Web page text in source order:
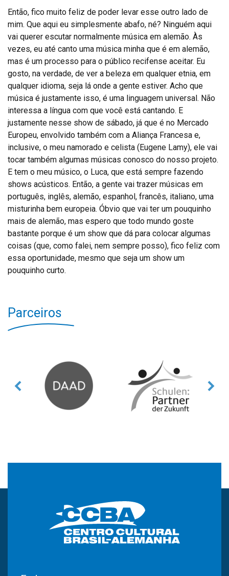
Então, fico muito feliz de poder levar esse outro lado de
mim. Que aqui eu simplesmente abafo, né? Ninguém aqui
vai querer escutar normalmente música em alemão. Às
vezes, eu até canto uma música minha que é em alemão,
mas é um processo para o público recifense aceitar. Eu
gosto, na verdade, de ver a beleza em qualquer etnia, em
qualquer idioma, seja lá onde a gente estiver. Acho que
música é justamente isso, é uma linguagem universal. Não
interessa a língua com que você está cantando. E
justamente nesse show de sábado, já que é no Mercado
Europeu, envolvido também com a Aliança Francesa e,
inclusive, o meu namorado e celista (Eugene Lamy), ele vai
tocar também algumas músicas conosco do nosso projeto.
E tem o meu músico, o Luca, que está sempre fazendo
shows acústicos. Então, a gente vai trazer músicas em
português, inglês, alemão, espanhol, francês, italiano, uma
misturinha bem europeia. Óbvio que vai ter um pouquinho
mais de alemão, mas espero que todo mundo goste
bastante porque é um show que dá para colocar algumas
coisas (que, como falei, nem sempre posso), fico feliz com
essa oportunidade, mesmo que seja um show um
pouquinho curto.
Parceiros